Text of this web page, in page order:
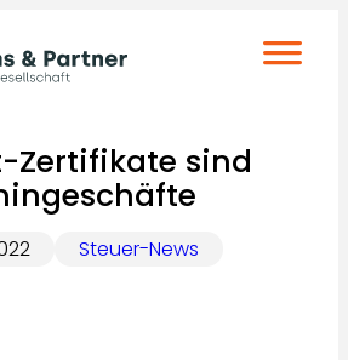
Zertifikate sind
Steuer-News